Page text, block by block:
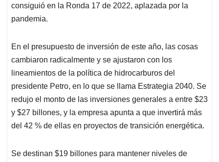
consiguió en la Ronda 17 de 2022, aplazada por la
pandemia.
En el presupuesto de inversión de este año, las cosas
cambiaron radicalmente y se ajustaron con los
lineamientos de la política de hidrocarburos del
presidente Petro, en lo que se llama Estrategia 2040. Se
redujo el monto de las inversiones generales a entre $23
y $27 billones, y la empresa apunta a que invertirá más
del 42 % de ellas en proyectos de transición energética.
Se destinan $19 billones para mantener niveles de